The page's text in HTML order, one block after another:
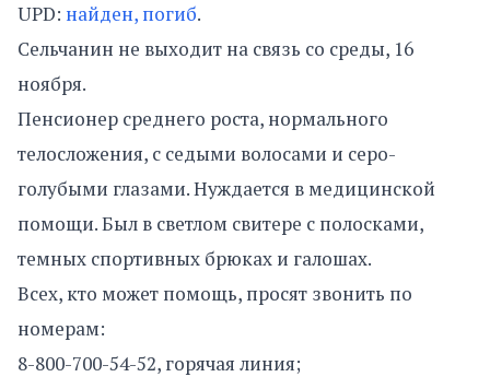
UPD: найден, погиб.
Сельчанин не выходит на связь со среды, 16
ноября.
Пенсионер среднего роста, нормального
телосложения, с седыми волосами и серо-
голубыми глазами. Нуждается в медицинской
помощи. Был в светлом свитере с полосками,
темных спортивных брюках и галошах.
Всех, кто может помощь, просят звонить по
номерам:
8-800-700-54-52, горячая линия;